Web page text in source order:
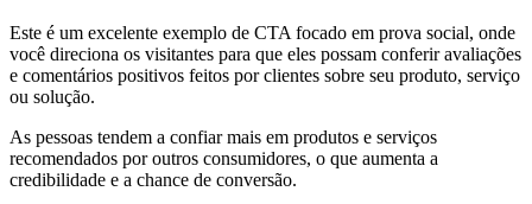
Este é um excelente exemplo de CTA focado em prova social, onde
você direciona os visitantes para que eles possam conferir avaliações
e comentários positivos feitos por clientes sobre seu produto, serviço
ou solução.
As pessoas tendem a confiar mais em produtos e serviços
recomendados por outros consumidores, o que aumenta a
credibilidade e a chance de conversão.